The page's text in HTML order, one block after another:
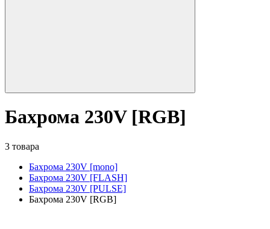
Бахрома 230V [RGB]
3 товара
Бахрома 230V [mono]
Бахрома 230V [FLASH]
Бахрома 230V [PULSE]
Бахрома 230V [RGB]